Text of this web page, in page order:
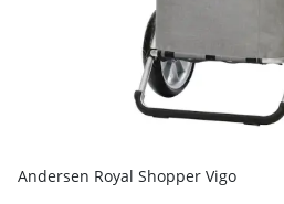
Andersen Royal Shopper Vigo